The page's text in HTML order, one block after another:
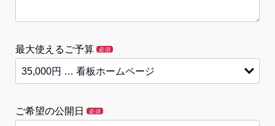
最大使えるご予算 必須
ご希望の公開日 必須